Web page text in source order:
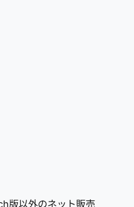
版以外のネット販売